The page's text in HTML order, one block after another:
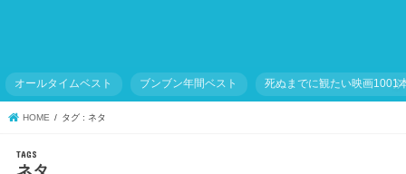
オールタイムベスト ブンブン年間ベスト 死ぬまでに観たい映画1001
HOME タグ : ネタ